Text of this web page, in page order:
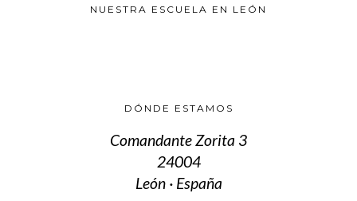
NUESTRA ESCUELA EN LEÓN
DÓNDE ESTAMOS
Comandante Zorita 3
24004
León · España